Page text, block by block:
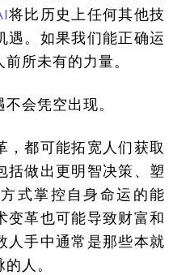
将比历史上任何其他技
遇。如果我们能正确运
前所未有的力量。
会凭空出现。
，都可能拓宽人们获取
括做出更明智决策、塑
式掌控自身命运的能
变革也可能导致财富和
人手中通常是那些本就
人。